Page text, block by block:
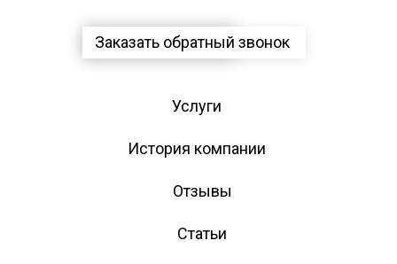
Заказать обратный звонок
Услуги
Отзывы
Статьи
История компании